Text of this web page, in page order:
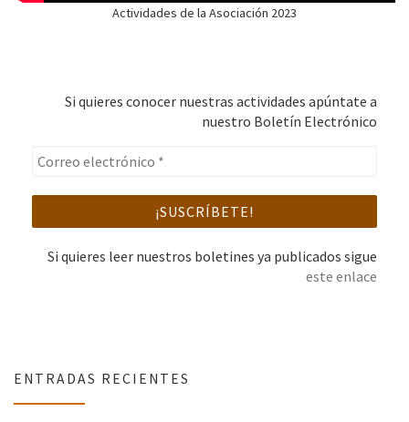
Actividades de la Asociación 2023
Si quieres conocer nuestras actividades apúntate a
nuestro Boletín Electrónico
Si quieres leer nuestros boletines ya publicados sigue
este enlace
ENTRADAS RECIENTES